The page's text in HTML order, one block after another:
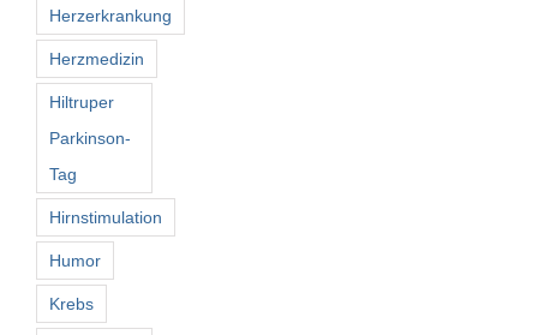
Herzerkrankung
Herzmedizin
Hiltruper
Parkinson-
Tag
Hirnstimulation
Humor
Krebs